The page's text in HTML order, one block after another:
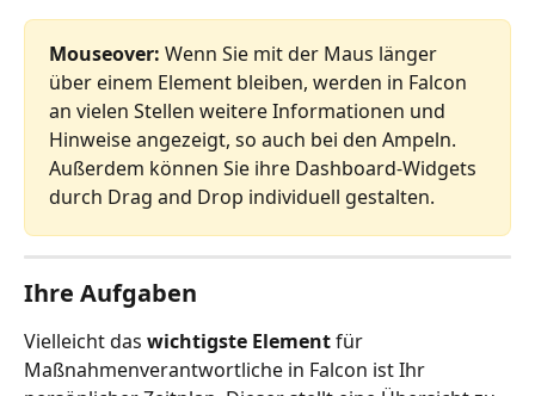
Mouseover: Wenn Sie mit der Maus länger
über einem Element bleiben, werden in Falcon
an vielen Stellen weitere Informationen und
Hinweise angezeigt, so auch bei den Ampeln.
Außerdem können Sie ihre Dashboard-Widgets
durch Drag and Drop individuell gestalten.
Ihre Aufgaben
Vielleicht das wichtigste Element für
Maßnahmenverantwortliche in Falcon ist Ihr